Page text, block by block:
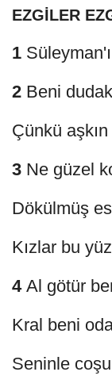
EZGİLER
1
2 Beni
Çünkü
3 Ne güzel
Dökülmüş
Kızlar bu
4Al götür
Kral beni
Seninle